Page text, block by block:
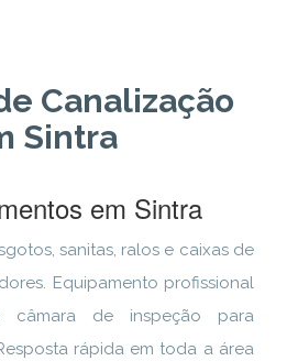
Canalização
Sintra
em Sintra
sanitas, ralos e caixas de
Equipamento profissional
de inspeção para
rápida em toda a área